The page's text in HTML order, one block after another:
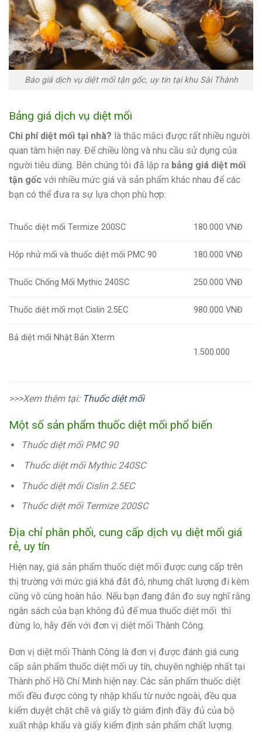
Báo giá dịch vụ diệt mối tận gốc, uy tin tại khu Sài Thành
Bảng giá dịch vụ diệt mối
Chi phí diệt mối tại nhà? là thắc mắci được rất nhiều người
quan tâm hiện nay. Để chiều lòng và nhu cầu sử dụng của
người tiêu dùng. Bên chúng tôi đã lập ra bảng giá diệt mối
tận gốc với nhiều mức giá và sản phẩm khác nhau để các
bạn có thể đưa ra sự lựa chọn phù hợp:
Thuốc diệt mối Termize 200SC 180.000 VNĐ
Hộp nhử mối và thuốc diệt mối PMC 90 180.000 VNĐ
Thuốc Chống Mối Mythic 240SC 250.000 VNĐ
Thuốc diệt mối mọt Cislin 2.5EC 980.000 VNĐ
Bả diệt mối Nhật Bản Xterm
1.500.000
>>>Xem thêm tại: Thuốc diệt mối
Một số sản phẩm thuốc diệt mối phổ biến
Thuốc diệt mối PMC 90
Thuốc diệt mối Mythic 240SC
Thuốc diệt mối Cislin 2.5EC
Thuốc diệt mối Termize 200SC
Địa chỉ phân phối, cung cấp dịch vụ diệt mối giá
rẻ, uy tín
Hiện nay, giá sản phẩm thuốc diệt mối được cung cấp trên
thị trường với mức giá khá đắt đỏ, nhưng chất lượng đi kèm
cũng vô cùng hoàn hảo. Nếu bạn đang đắn đo suy nghĩ rằng
ngân sách của bạn không đủ để mua thuốc diệt mối thì
đừng lo, hãy đến với đơn vị diệt mối Thành Công.
Đơn vị diệt mối Thành Công là đơn vị được đánh giá cung
cấp sản phẩm thuốc diệt mối uy tín, chuyên nghiệp nhất tại
Thành phố Hồ Chí Minh hiện nay. Các sản phẩm thuốc diệt
mối đều được công ty nhập khẩu từ nước ngoài, đều qua
kiểm duyệt chặt chẽ và giấy tờ giám định đầy đủ của bộ
xuất nhập khẩu và giấy kiểm định sản phẩm chất lượng.